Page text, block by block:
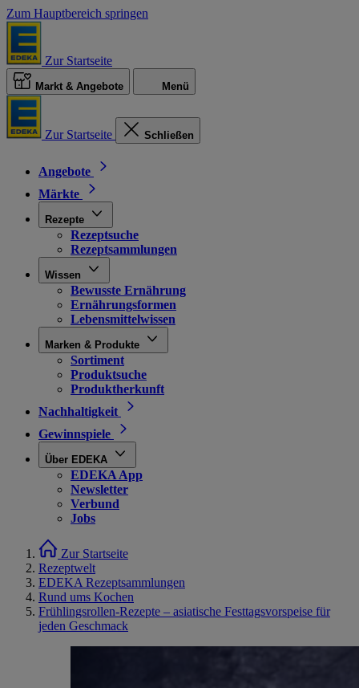
Zum Hauptbereich springen
Zur Startseite
Markt & Angebote Menü
Zur Startseite Schließen
Angebote
Märkte
Rezepte
Rezeptsuche
Rezeptsammlungen
Wissen
Bewusste Ernährung
Ernährungsformen
Lebensmittelwissen
Marken & Produkte
Sortiment
Produktsuche
Produktherkunft
Nachhaltigkeit
Gewinnspiele
Über EDEKA
EDEKA App
Newsletter
Verbund
Jobs
Zur Startseite
Rezeptwelt
EDEKA Rezeptsammlungen
Rund ums Kochen
Frühlingsrollen-Rezepte – asiatische Festtagsvorspeise für
jeden Geschmack